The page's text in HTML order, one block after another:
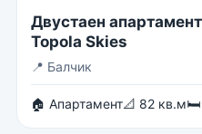
Двустаен
Topola Skies
📍 Балчик
🏠 Апартамент📐 82 кв.м🛏